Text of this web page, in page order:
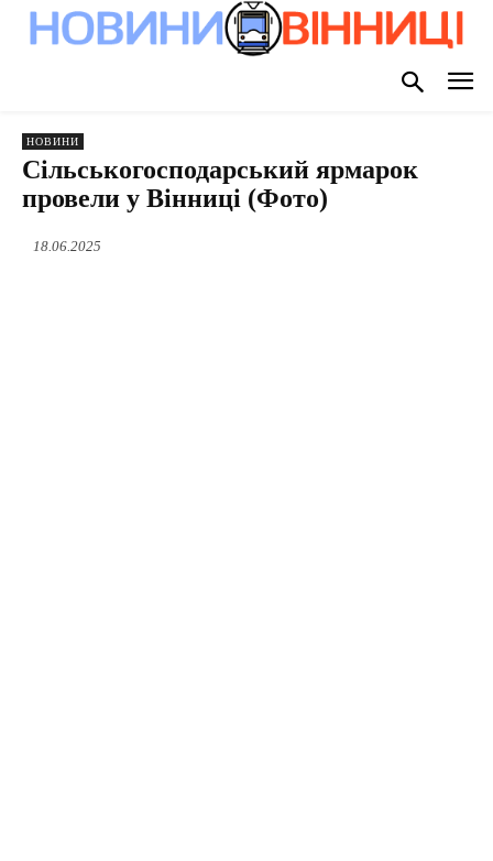
НОВИНИ
Сільськогосподарський ярмарок
провели у Вінниці (Фото)
18.06.2025